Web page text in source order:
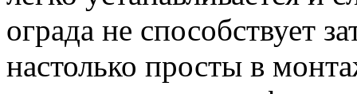
ограда не способствует
настолько просты в